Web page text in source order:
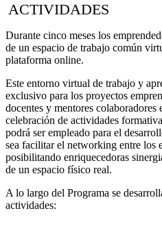
ACTIVIDADES
Durante cinco meses los
de un espacio de trabajo común
plataforma online.
Este entorno virtual de trabajo y
exclusivo para los proyectos
docentes y mentores colaboradores
celebración de actividades
podrá ser empleado para el
sea facilitar el networking entre los
posibilitando enriquecedoras
de un espacio físico real.
A lo largo del Programa se
actividades: